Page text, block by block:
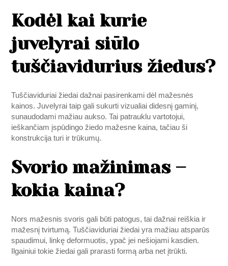
Kodėl kai kurie
juvelyrai siūlo
tuščiavidurius žiedus?
Tuščiaviduriai žiedai dažnai pasirenkami dėl mažesnės
kainos. Juvelyrai taip gali sukurti vizualiai didesnį gaminį,
sunaudodami mažiau aukso. Tai patrauklu vartotojui,
ieškančiam įspūdingo žiedo mažesne kaina, tačiau ši
konstrukcija turi ir trūkumų.
Svorio mažinimas –
kokia kaina?
Nors mažesnis svoris gali būti patogus, tai dažnai reiškia ir
mažesnį tvirtumą. Tuščiaviduriai žiedai yra mažiau atsparūs
spaudimui, linkę deformuotis, ypač jei nešiojami kasdien.
Ilgainiui tokie žiedai gali prarasti formą arba net įtrūkti.